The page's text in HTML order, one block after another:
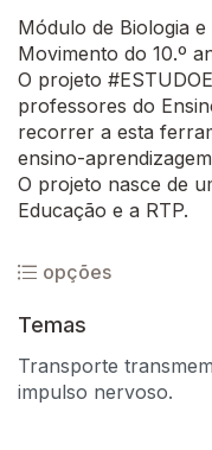
Módulo de Biologia
Movimento do 10.º
O projeto
professores do
recorrer a esta
ensino-
O projeto nasce de
Educação e a RTP.
opções
Temas
Transporte
impulso nervoso.